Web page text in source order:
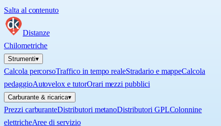
Salta al contenuto
Distanze
Chilometriche
Strumenti▾
Calcola percorsoTraffico in tempo realeStradario e mappeCalcola
pedaggioAutovelox e tutorOrari mezzi pubblici
Carburante & ricarica▾
Prezzi carburanteDistributori metanoDistributori GPLColonnine
elettricheAree di servizio